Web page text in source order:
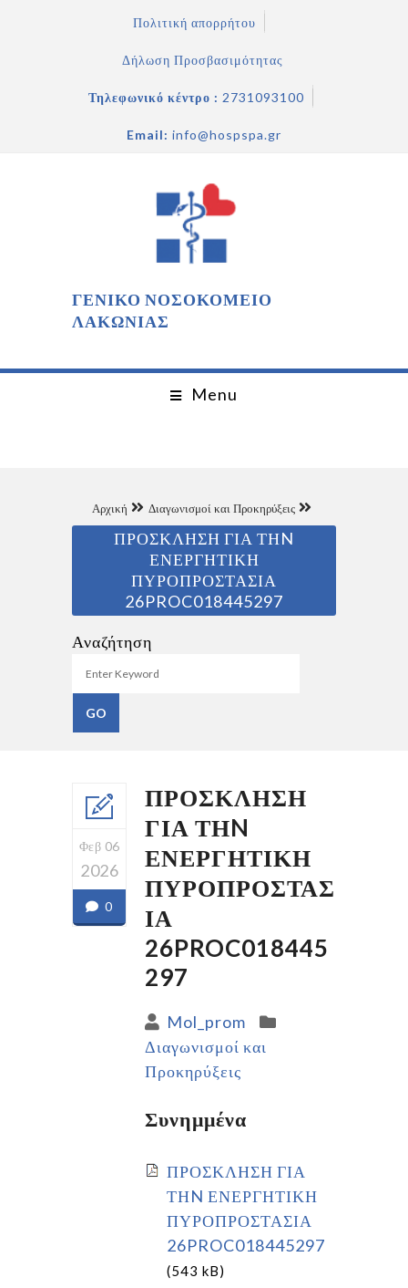
Πολιτική απορρήτου
Δήλωση Προσβασιμότητας
Τηλεφωνικό κέντρο : 2731093100
Email: info@hospspa.gr
ΓΕΝΙΚΟ ΝΟΣΟΚΟΜΕΙΟ
ΛΑΚΩΝΙΑΣ
Menu
Αρχική Διαγωνισμοί και Προκηρύξεις
ΠΡΟΣΚΛΗΣΗ ΓΙΑ ΤΗN
ΕΝΕΡΓΗΤΙΚΗ
ΠΥΡΟΠΡΟΣΤΑΣΙΑ
26PROC018445297
Αναζήτηση
Φεβ 06
2026
0
ΠΡΟΣΚΛΗΣΗ
ΓΙΑ ΤΗN
ΕΝΕΡΓΗΤΙΚΗ
ΠΥΡΟΠΡΟΣΤΑΣ
ΙΑ
26PROC018445
297
Mol_prom
Διαγωνισμοί και
Προκηρύξεις
Συνημμένα
ΠΡΟΣΚΛΗΣΗ ΓΙΑ
ΤΗN ΕΝΕΡΓΗΤΙΚΗ
ΠΥΡΟΠΡΟΣΤΑΣΙΑ
26PROC018445297
(543 kB)